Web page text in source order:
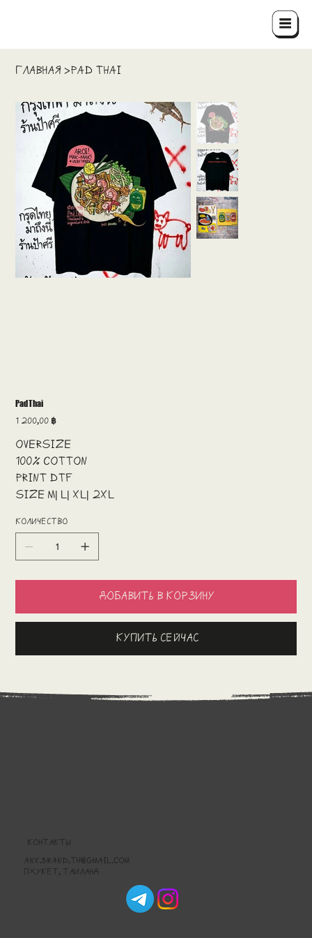
ГЛАВНАЯ >Pad Thai
Pad Thai
Цена
1 200,00 ฿
Oversize
100% cotton
print DTF
size M| L| XL| 2XL
Количество
Добавить в корзину
Купить сейчас
КОНТАКТЫ
anx.brand.th@gmail.com
Пхукет, Таиланд